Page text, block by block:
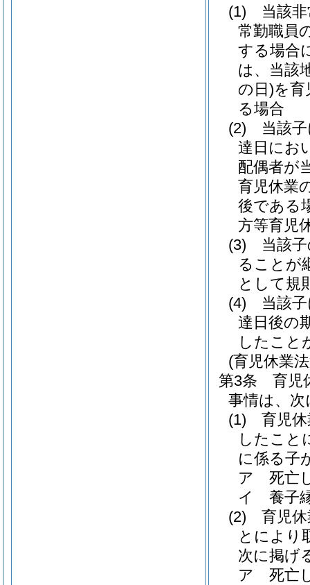
(1)
当該
常勤職員
する場合
は、当該
の日)を育
る場合
(2)
当該
達日にお
配偶者が
育児休業
後である
方等育児
(3)
当該
ることが
として規
(4)
当該
達日後の
したこと
(育児休業
第3条
育児
事情は、
(1)
育児
したこと
に係る子
ア
死亡
イ
養子
(2)
育児
とにより
次に掲げ
ア
死亡